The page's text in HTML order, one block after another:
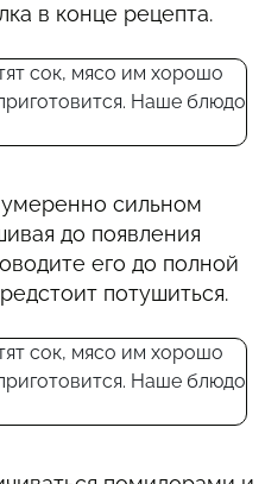
в конце рецепта.
сильном
до появления
его до полной
потушиться.